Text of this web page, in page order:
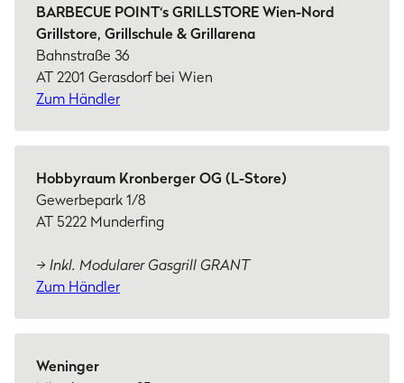
BARBECUE POINT‘s GRILLSTORE Wien-Nord
Grillstore, Grillschule & Grillarena
Bahnstraße 36
AT 2201 Gerasdorf bei Wien
Zum Händler
Hobbyraum Kronberger OG (L-Store)
Gewerbepark 1/8
AT 5222 Munderfing
→ Inkl. Modularer Gasgrill GRANT
Zum Händler
Weninger